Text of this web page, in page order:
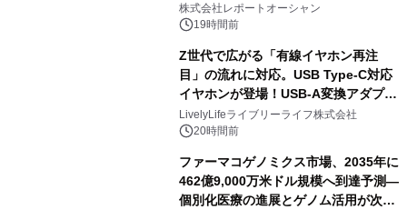
株式会社レポートオーシャン
19時間前
Z世代で広がる「有線イヤホン再注
目」の流れに対応。USB Type-C対応
イヤホンが登場！USB-A変換アダプタ
ー付きでスマホからパソコンまで幅広
く活用可能
LivelyLifeライブリーライフ株式会社
20時間前
ファーマコゲノミクス市場、2035年に
462億9,000万米ドル規模へ到達予測―
個別化医療の進展とゲノム活用が次世